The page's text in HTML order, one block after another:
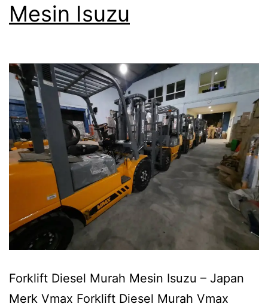
Mesin Isuzu
Forklift Diesel Murah Mesin Isuzu – Japan
Merk Vmax Forklift Diesel Murah Vmax